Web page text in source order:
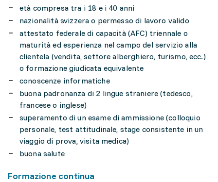
età compresa tra i 18 e i 40 anni
nazionalità svizzera o permesso di lavoro valido
attestato federale di capacità (AFC) triennale o
maturità ed esperienza nel campo del servizio alla
clientela (vendita, settore alberghiero, turismo, ecc.)
o formazione giudicata equivalente
conoscenze informatiche
buona padronanza di 2 lingue straniere (tedesco,
francese o inglese)
superamento di un esame di ammissione (colloquio
personale, test attitudinale, stage consistente in un
viaggio di prova, visita medica)
buona salute
Formazione continua